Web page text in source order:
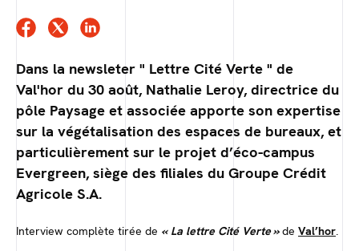
Dans la newsleter " Lettre Cité Verte " de
Val'hor du 30 août, Nathalie Leroy, directrice du
pôle Paysage et associée apporte son expertise
sur la végétalisation des espaces de bureaux, et
particulièrement sur le projet d’éco-campus
Evergreen, siège des filiales du Groupe Crédit
Agricole S.A.
Interview complète tirée de « La lettre Cité Verte »de Val’hor.